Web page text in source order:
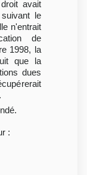
avait
le
n'entrait
de
1998, la
que la
dues
: